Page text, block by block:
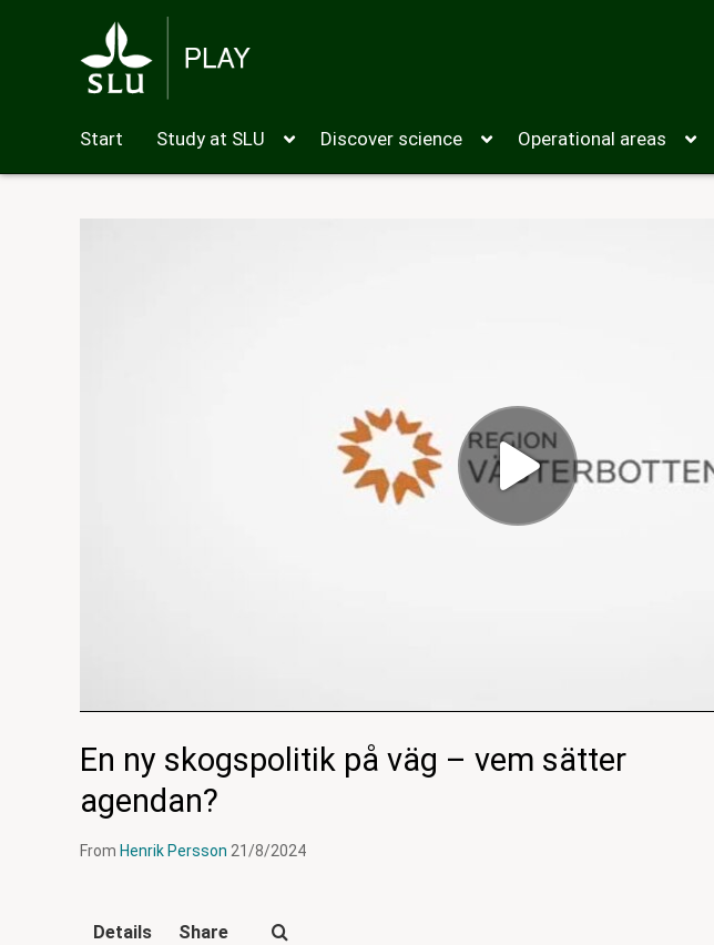
Start Study at SLU Discover science Operational areas
En ny skogspolitik på väg – vem sätter
agendan?
From Henrik Persson 21/8/2024
Details Share